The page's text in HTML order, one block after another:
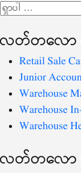
သော
-
ရှာ
စကားလုံး
လတ်တ‌လော စ
Retail Sale
Junior
Warehouse
Warehouse
Warehouse
လတ်တ‌လော မှ